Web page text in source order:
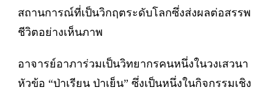
สถานการณ์ที่เป็นวิกฤตระดับโลกซึ่งส่งผลต่อสรรพ
ชีวิตอย่างเห็นภาพ
อาจารย์อาภาร่วมเป็นวิทยากรคนหนึ่งในวงเสวนา
หัวข้อ “ป่าเรียน ป่าเย็น” ซึ่งเป็นหนึ่งในกิจกรรมเชิง